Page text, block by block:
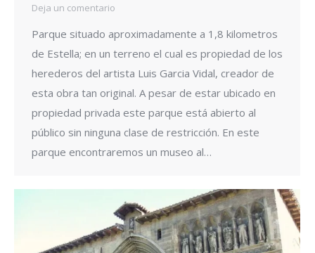
Deja un comentario
Parque situado aproximadamente a 1,8 kilometros
de Estella; en un terreno el cual es propiedad de los
herederos del artista Luis Garcia Vidal, creador de
esta obra tan original. A pesar de estar ubicado en
propiedad privada este parque está abierto al
público sin ninguna clase de restricción. En este
parque encontraremos un museo al…